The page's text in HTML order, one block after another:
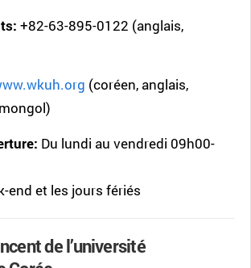
+82-63-895-0122 (anglais,
(coréen, anglais,
Du lundi au vendredi 09h00-
end et les jours fériés
de l’université